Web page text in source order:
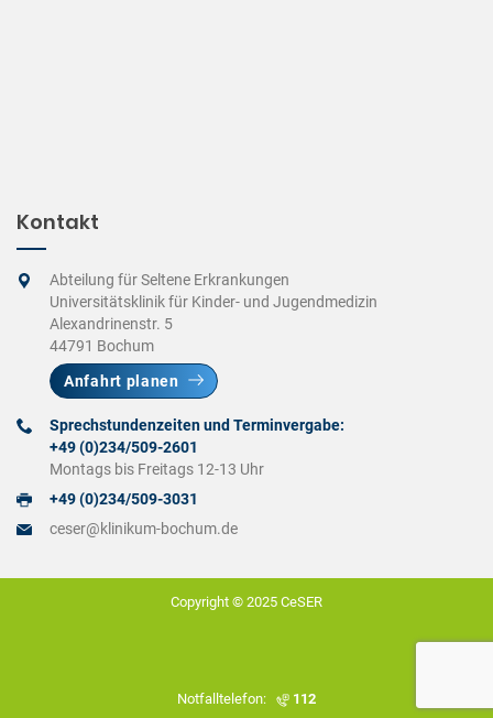
Kontakt
Abteilung für Seltene Erkrankungen
Universitätsklinik für Kinder- und Jugendmedizin
Alexandrinenstr. 5
44791 Bochum
Anfahrt planen
Sprechstundenzeiten und Terminvergabe:
+49 (0)234/509-2601
Montags bis Freitags 12-13 Uhr
+49 (0)234/509-3031
ceser@klinikum-bochum.de
Copyright © 2025 CeSER
Notfalltelefon: 112